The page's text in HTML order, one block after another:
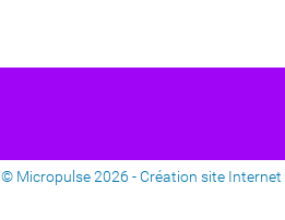
© Micropulse 2026 -Création site Internet